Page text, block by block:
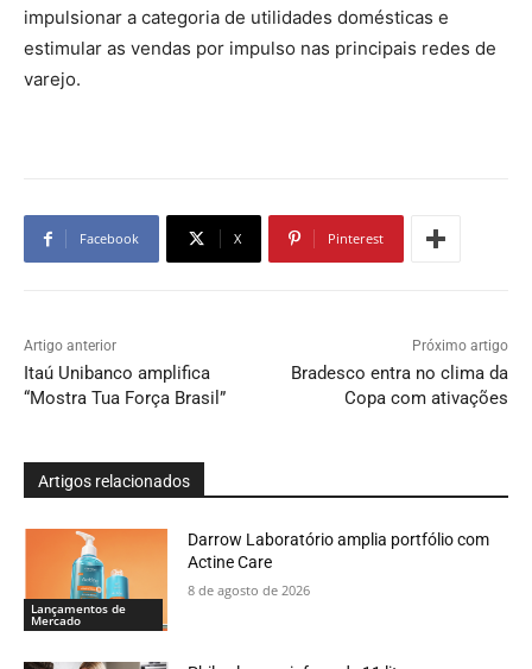
impulsionar a categoria de utilidades domésticas e
estimular as vendas por impulso nas principais redes de
varejo.
Facebook X Pinterest
Artigo anterior
Itaú Unibanco amplifica
“Mostra Tua Força Brasil”
Próximo artigo
Bradesco entra no clima da
Copa com ativações
Artigos relacionados
Lançamentos de
Mercado
Darrow Laboratório amplia portfólio com
Actine Care
8 de agosto de 2026